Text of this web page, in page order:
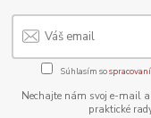
Súhlasím so
Nechajte nám svoj e-mail a
praktické